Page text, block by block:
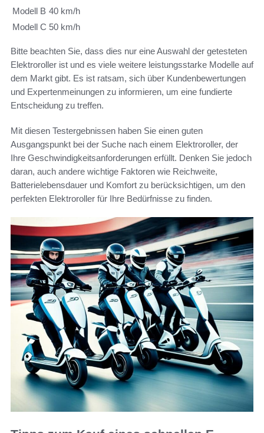
Modell B 40 km/h
Modell C 50 km/h
Bitte beachten Sie, dass dies nur eine Auswahl der getesteten
Elektroroller ist und es viele weitere leistungsstarke Modelle auf
dem Markt gibt. Es ist ratsam, sich über Kundenbewertungen
und Expertenmeinungen zu informieren, um eine fundierte
Entscheidung zu treffen.
Mit diesen Testergebnissen haben Sie einen guten
Ausgangspunkt bei der Suche nach einem Elektroroller, der
Ihre Geschwindigkeitsanforderungen erfüllt. Denken Sie jedoch
daran, auch andere wichtige Faktoren wie Reichweite,
Batterielebensdauer und Komfort zu berücksichtigen, um den
perfekten Elektroroller für Ihre Bedürfnisse zu finden.